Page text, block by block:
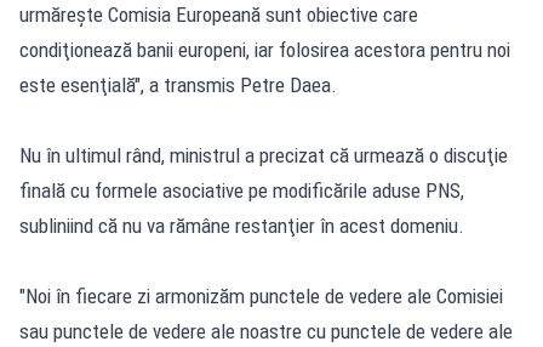
urmăreşte Comisia Europeană sunt obiective care
condiţionează banii europeni, iar folosirea acestora pentru noi
este esenţială", a transmis Petre Daea.
Nu în ultimul rând, ministrul a precizat că urmează o discuţie
finală cu formele asociative pe modificările aduse PNS,
subliniind că nu va rămâne restanţier în acest domeniu.
"Noi în fiecare zi armonizăm punctele de vedere ale Comisiei
sau punctele de vedere ale noastre cu punctele de vedere ale